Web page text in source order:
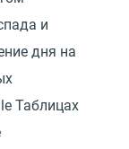
и
дня на
Таблицах